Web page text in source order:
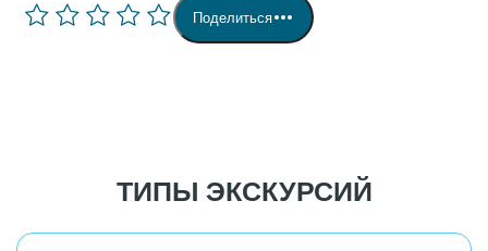
Поделиться
ТИПЫ ЭКСКУРСИЙ